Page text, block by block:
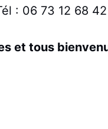
: 06 73 12 68
et tous